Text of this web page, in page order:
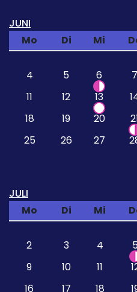
JUNI
Mo
Di Mi
4
5 6 7
11
12 13
18
19 20
25
26 27
JULI
Mo
Di Mi
2
3 4
9
10 11
16
17 18